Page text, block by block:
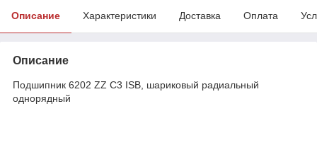
Описание Характеристики Доставка Оплата
Описание
Подшипник 6202 ZZ C3 ISB, шариковый радиальный
однорядный